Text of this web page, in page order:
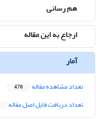
هم رسانی
ارجاع به این مقاله
آمار
تعداد مشاهده مقاله 470
تعداد دریافت فایل اصل مقاله